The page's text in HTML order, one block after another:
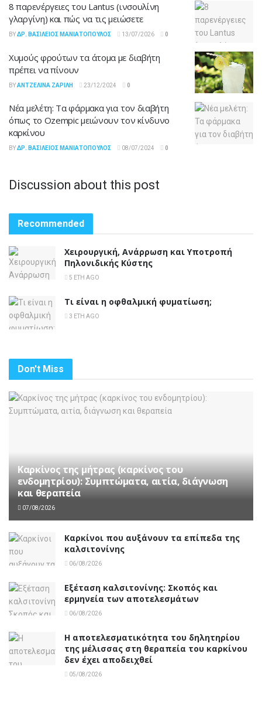
8 παρενέργειες του Lantus (ινσουλίνη
γλαργίνη) και πώς να τις μειώσετε
BYΔΡ. ΒΑΣΊΛΕΙΟΣ ΜΑΝΙΑΤΌΠΟΥΛΟΣ 13/07/2026 0
Χυμούς φρούτων τα άτομα με διαβήτη
πρέπει να πίνουν
BYΑΝΤΖΕΛΊΝΑ ΖΑΡΊΛΗ 23/12/2024 0
Νέα μελέτη: Τα φάρμακα για τον διαβήτη
όπως το Ozempic μειώνουν τον κίνδυνο
καρκίνου
BYΔΡ. ΒΑΣΊΛΕΙΟΣ ΜΑΝΙΑΤΌΠΟΥΛΟΣ 08/07/2024 0
Discussion about this post
Recommended
Χειρουργική, Ανάρρωση και Υποτροπή
Πηλονιδικής Κύστης
5 ΈΤΗ AGO
Τι είναι η οφθαλμική φυματίωση;
3 ΈΤΗ AGO
Don't Miss
Καρκίνος της μήτρας (καρκίνος του
ενδομητρίου): Συμπτώματα, αιτία, διάγνωση
και θεραπεία
07/08/2026
Καρκίνοι που αυξάνουν τα επίπεδα της
καλσιτονίνης
06/08/2026
Εξέταση καλσιτονίνης: Σκοπός και
ερμηνεία των αποτελεσμάτων
06/08/2026
Η αποτελεσματικότητα του δηλητηρίου
της μέλισσας στη θεραπεία του καρκίνου
δεν έχει αποδειχθεί
05/08/2026